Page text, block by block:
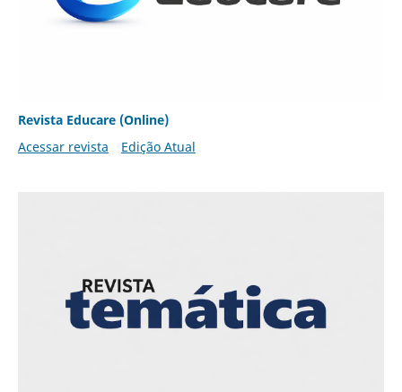
Revista Educare (Online)
Acessar revista
Edição Atual